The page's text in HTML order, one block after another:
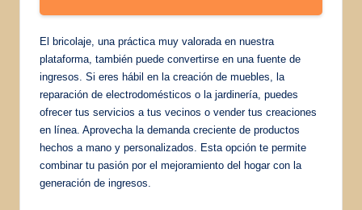
El bricolaje, una práctica muy valorada en nuestra
plataforma, también puede convertirse en una fuente de
ingresos. Si eres hábil en la creación de muebles, la
reparación de electrodomésticos o la jardinería, puedes
ofrecer tus servicios a tus vecinos o vender tus creaciones
en línea. Aprovecha la demanda creciente de productos
hechos a mano y personalizados. Esta opción te permite
combinar tu pasión por el mejoramiento del hogar con la
generación de ingresos.